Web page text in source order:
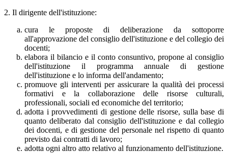
2. Il dirigente dell'istituzione:
cura le proposte di deliberazione da sottoporre
all'approvazione del consiglio dell'istituzione e del collegio dei
docenti;
elabora il bilancio e il conto consuntivo, propone al consiglio
dell'istituzione il programma annuale di gestione
dell'istituzione e lo informa dell'andamento;
promuove gli interventi per assicurare la qualità dei processi
formativi e la collaborazione delle risorse culturali,
professionali, sociali ed economiche del territorio;
adotta i provvedimenti di gestione delle risorse, sulla base di
quanto deliberato dal consiglio dell'istituzione e dal collegio
dei docenti, e di gestione del personale nel rispetto di quanto
previsto dai contratti di lavoro;
adotta ogni altro atto relativo al funzionamento dell'istituzione.